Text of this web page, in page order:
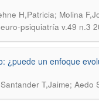
H,Patricia; Molina
psiquiatría v.49 n.3
¿puede un enfoque
T,Jaime; Aedo